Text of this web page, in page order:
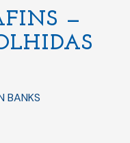
—
BANKS